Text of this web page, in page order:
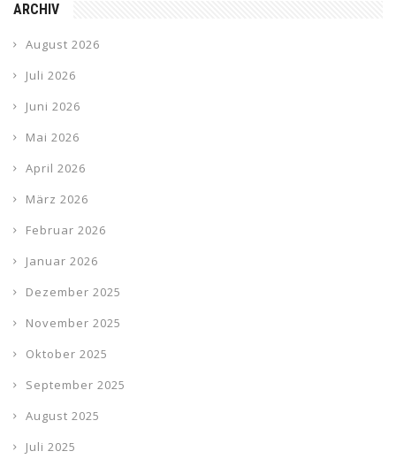
ARCHIV
August 2026
Juli 2026
Juni 2026
Mai 2026
April 2026
März 2026
Februar 2026
Januar 2026
Dezember 2025
November 2025
Oktober 2025
September 2025
August 2025
Juli 2025